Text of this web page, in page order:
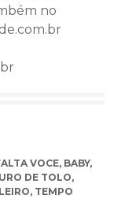
no
VOCE, BABY,
DE TOLO,
, TEMPO